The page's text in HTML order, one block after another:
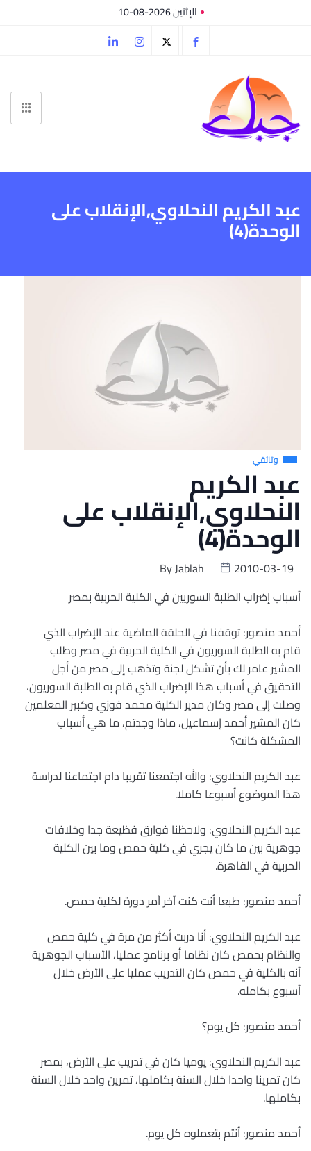
الإثنين 2026-08-10
عبد الكريم النحلاوي,الإنقلاب على
الوحدة(4)
وثائقي
عبد الكريم
النحلاوي,الإنقلاب على
الوحدة(4)
ByJablah
2010-03-19
أسباب إضراب الطلبة السوريين في الكلية الحربية بمصر
أحمد منصور: توقفنا في الحلقة الماضية عند الإضراب الذي
قام به الطلبة السوريون في الكلية الحربية في مصر وطلب
المشير عامر لك بأن تشكل لجنة وتذهب إلى مصر من أجل
التحقيق في أسباب هذا الإضراب الذي قام به الطلبة السوريون،
وصلت إلى مصر وكان مدير الكلية محمد فوزي وكبير المعلمين
كان المشير أحمد إسماعيل، ماذا وجدتم، ما هي أسباب
المشكلة كانت؟
عبد الكريم النحلاوي: والله اجتمعنا تقريبا دام اجتماعنا لدراسة
هذا الموضوع أسبوعا كاملا.
عبد الكريم النحلاوي: ولاحظنا فوارق فظيعة جدا وخلافات
جوهرية بين ما كان يجري في كلية حمص وما بين الكلية
الحربية في القاهرة.
أحمد منصور: طبعا أنت كنت آخر آمر دورة لكلية حمص.
عبد الكريم النحلاوي: أنا دربت أكثر من مرة في كلية حمص
والنظام بحمص كان نظاما أو برنامج عمليا، الأسباب الجوهرية
أنه بالكلية في حمص كان التدريب عمليا على الأرض خلال
أسبوع بكامله.
أحمد منصور: كل يوم؟
عبد الكريم النحلاوي: يوميا كان في تدريب على الأرض، بمصر
كان تمرينا واحدا خلال السنة بكاملها، تمرين واحد خلال السنة
بكاملها.
أحمد منصور: أنتم بتعملوه كل يوم.